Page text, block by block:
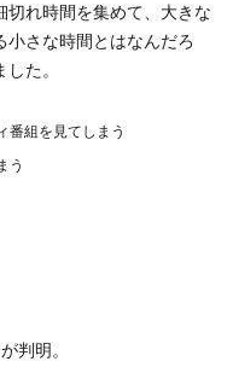
切れ時間を集めて、大きな
さな時間とはなんだろ
た。
番組を見てしまう
う
判明。